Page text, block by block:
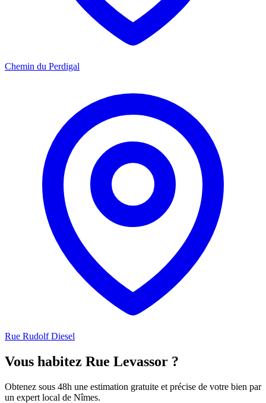
Chemin du Perdigal
Rue Rudolf Diesel
Vous habitez Rue Levassor ?
Obtenez sous 48h une estimation gratuite et précise de votre bien par
un expert local de Nîmes.